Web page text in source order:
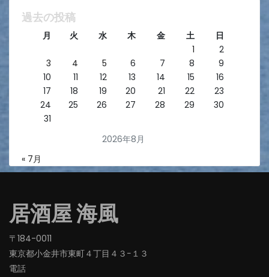
過去の投稿
2026年8月
月 火 水 木 金 土
日
1
2
3
4 5 6 7 8
9
10
11 12 13 14 15
16
17
18 19 20 21 22
23
24
25 26 27 28 29
30
31
« 7月
居酒屋 海風
〒184-0011
東京都小金井市東町４丁目４３−１３
電話